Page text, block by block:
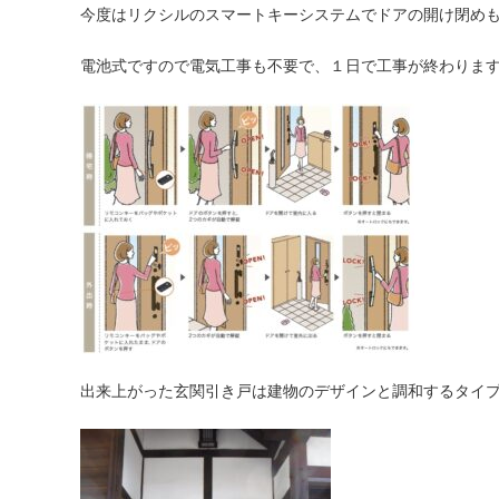
今度はリクシルのスマートキーシステムでドアの開け閉めも
電池式ですので電気工事も不要で、１日で工事が終わります
出来上がった玄関引き戸は建物のデザインと調和するタイプ